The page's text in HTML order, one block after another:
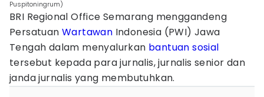
Puspitoningrum)
BRI Regional Office Semarang menggandeng
PersatuanWartawan Indonesia (PWI) Jawa
Tengah dalam menyalurkan bantuan sosial
tersebut kepada para jurnalis, jurnalis senior dan
janda jurnalis yang membutuhkan.